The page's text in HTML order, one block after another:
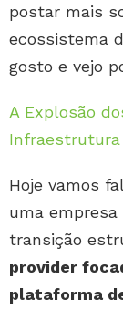
postar mais
ecossistema
gosto e vejo
A Explosão
Hoje vamos
uma
transição
provider
plataforma